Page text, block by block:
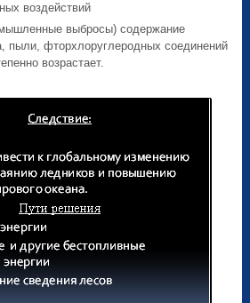
воздействий
выбросы) содержание
пыли, фторхлоруглеродных соединений
возрастает.